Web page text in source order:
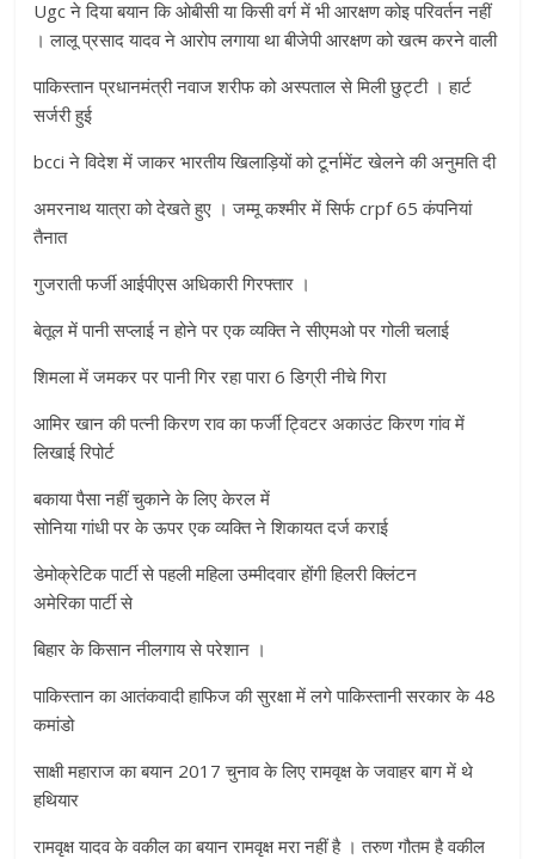
Ugc ने दिया बयान कि ओबीसी या किसी वर्ग में भी आरक्षण कोइ परिवर्तन नहीं
। लालू प्रसाद यादव ने आरोप लगाया था बीजेपी आरक्षण को खत्म करने वाली
पाकिस्तान प्रधानमंत्री नवाज शरीफ को अस्पताल से मिली छुट्टी । हार्ट
सर्जरी हुई
bcci ने विदेश में जाकर भारतीय खिलाड़ियों को टूर्नामेंट खेलने की अनुमति दी
अमरनाथ यात्रा को देखते हुए । जम्मू कश्मीर में सिर्फ crpf 65 कंपनियां
तैनात
गुजराती फर्जी आईपीएस अधिकारी गिरफ्तार ।
बेतूल में पानी सप्लाई न होने पर एक व्यक्ति ने सीएमओ पर गोली चलाई
शिमला में जमकर पर पानी गिर रहा पारा 6 डिग्री नीचे गिरा
आमिर खान की पत्नी किरण राव का फर्जी ट्विटर अकाउंट किरण गांव में
लिखाई रिपोर्ट
बकाया पैसा नहीं चुकाने के लिए केरल में
सोनिया गांधी पर के ऊपर एक व्यक्ति ने शिकायत दर्ज कराई
डेमोक्रेटिक पार्टी से पहली महिला उम्मीदवार होंगी हिलरी क्लिंटन
अमेरिका पार्टी से
बिहार के किसान नीलगाय से परेशान ।
पाकिस्तान का आतंकवादी हाफिज की सुरक्षा में लगे पाकिस्तानी सरकार के 48
कमांडो
साक्षी महाराज का बयान 2017 चुनाव के लिए रामवृक्ष के जवाहर बाग में थे
हथियार
रामवृक्ष यादव के वकील का बयान रामवृक्ष मरा नहीं है । तरुण गौतम है वकील